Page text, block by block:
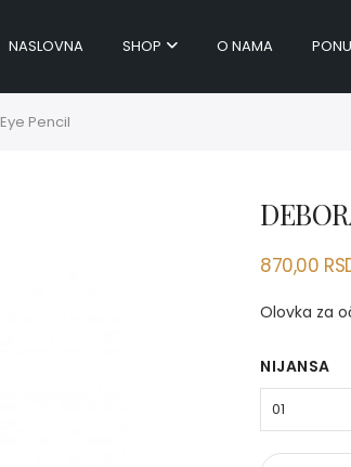
NASLOVNA SHOP O NAMA
Pencil
870,00
Olovka za
NIJANSA